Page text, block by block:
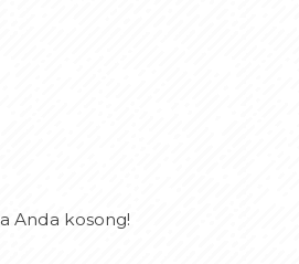
Anda kosong!